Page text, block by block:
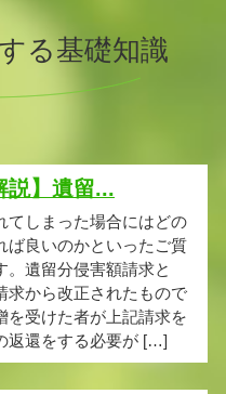
る基礎知識
説】遺留...
てしまった場合にはどの
ば良いのかといったご質
。遺留分侵害額請求と
求から改正されたもので
を受けた者が上記請求を
返還をする必要が […]